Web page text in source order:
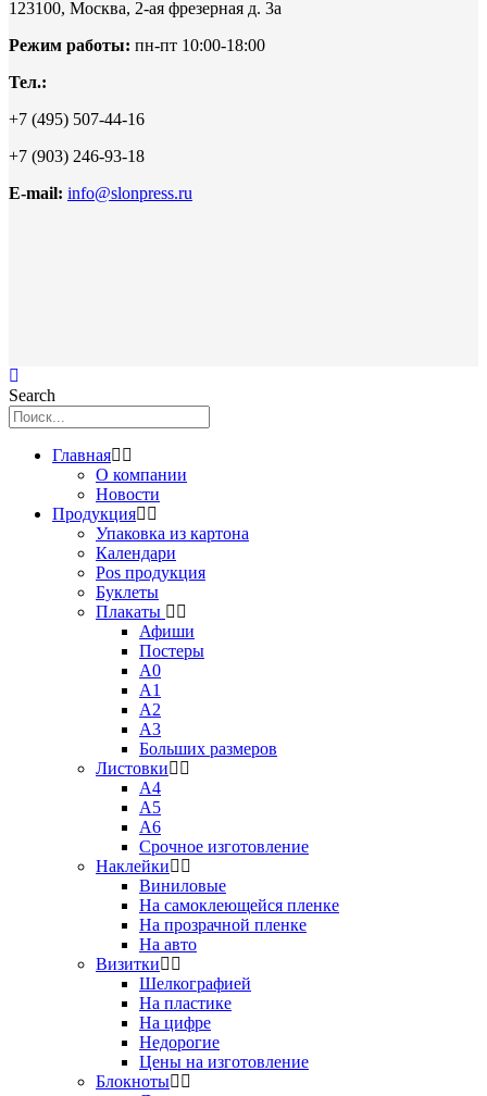
123100, Москва, 2-ая фрезерная д. 3а
Режим работы: пн-пт 10:00-18:00
Тел.:
+7 (495) 507-44-16
+7 (903) 246-93-18
E-mail: info@slonpress.ru
Search
Главная
О компании
Новости
Продукция
Упаковка из картона
Календари
Pos продукция
Буклеты
Плакаты
Афиши
Постеры
А0
А1
А2
А3
Больших размеров
Листовки
А4
А5
А6
Срочное изготовление
Наклейки
Виниловые
На самоклеющейся пленке
На прозрачной пленке
На авто
Визитки
Шелкографией
На пластике
На цифре
Недорогие
Цены на изготовление
Блокноты